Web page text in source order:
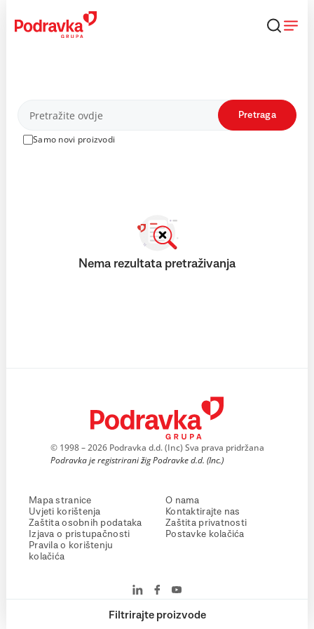
content
Proizvodi
Samo novi proizvodi
Pretraga
Filtrirajte proizvode
Nema rezultata pretraživanja
© 1998 – 2026 Podravka d.d. (Inc) Sva prava pridržana
Podravka je registrirani žig Podravke d.d. (Inc.)
Mapa stranice
Uvjeti korištenja
Zaštita osobnih podataka
Izjava o pristupačnosti
Pravila o korištenju
kolačića
O nama
Kontaktirajte nas
Zaštita privatnosti
Postavke kolačića